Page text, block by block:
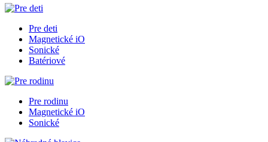
Pre deti
Magnetické iO
Sonické
Batériové
Pre rodinu
Magnetické iO
Sonické